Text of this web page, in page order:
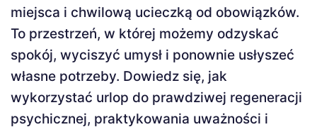
miejsca i chwilową ucieczką od obowiązków.
To przestrzeń, w której możemy odzyskać
spokój, wyciszyć umysł i ponownie usłyszeć
własne potrzeby. Dowiedz się, jak
wykorzystać urlop do prawdziwej regeneracji
psychicznej, praktykowania uważności i